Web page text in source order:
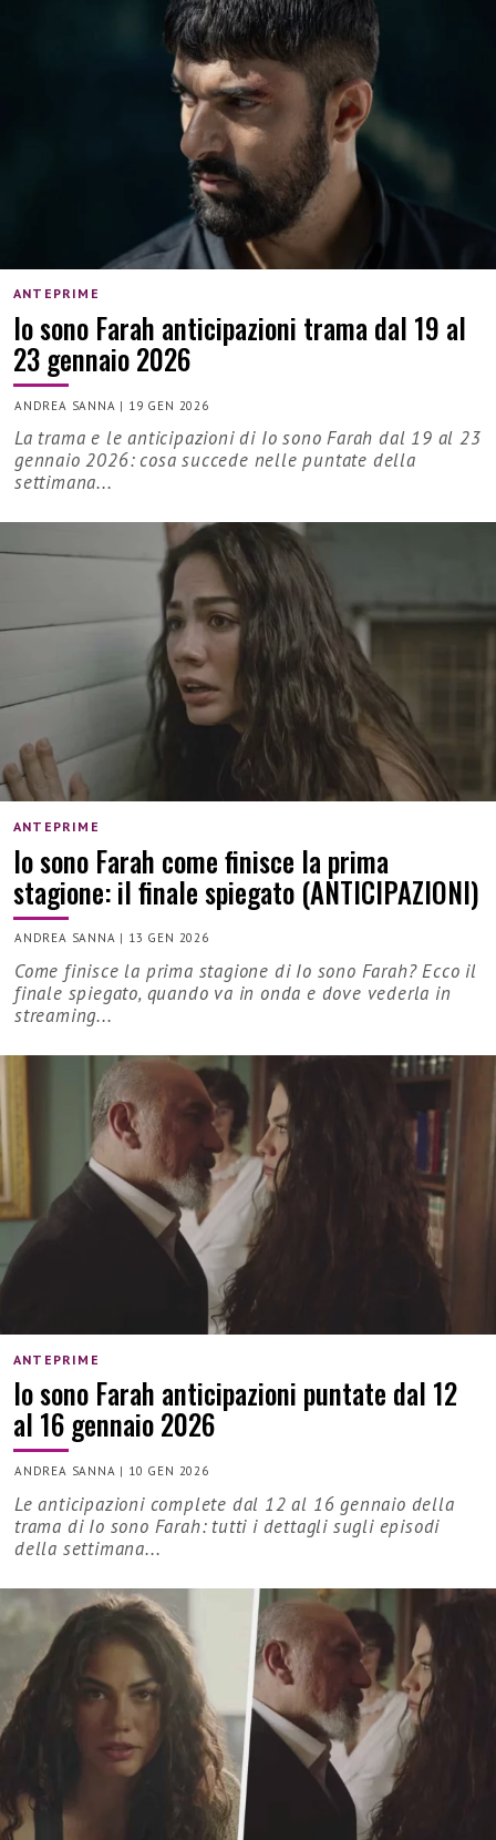
ANTEPRIME
Io sono Farah anticipazioni trama dal 19 al
23 gennaio 2026
ANDREA SANNA | 19 GEN 2026
La trama e le anticipazioni di Io sono Farah dal 19 al 23
gennaio 2026: cosa succede nelle puntate della
settimana...
ANTEPRIME
Io sono Farah come finisce la prima
stagione: il finale spiegato (ANTICIPAZIONI)
ANDREA SANNA | 13 GEN 2026
Come finisce la prima stagione di Io sono Farah? Ecco il
finale spiegato, quando va in onda e dove vederla in
streaming...
ANTEPRIME
Io sono Farah anticipazioni puntate dal 12
al 16 gennaio 2026
ANDREA SANNA | 10 GEN 2026
Le anticipazioni complete dal 12 al 16 gennaio della
trama di Io sono Farah: tutti i dettagli sugli episodi
della settimana...